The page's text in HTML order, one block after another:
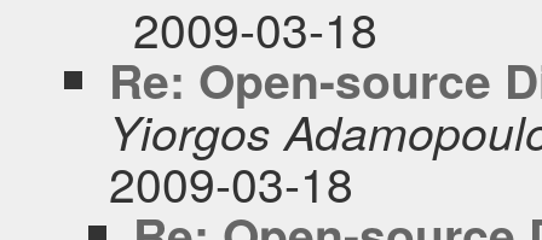
2009-03-18
Re: Open-source
Yiorgos
2009-03-18